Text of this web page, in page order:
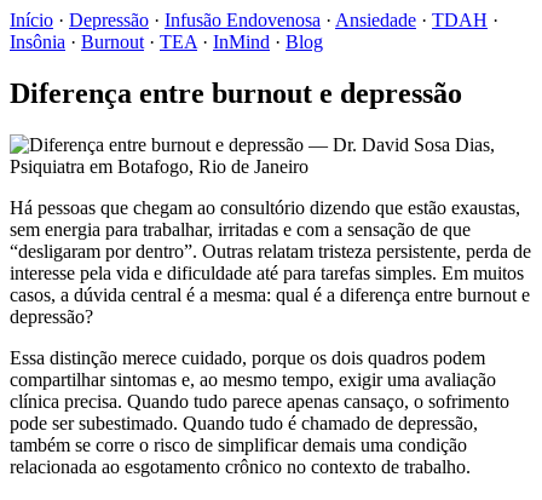
Início · Depressão · Infusão Endovenosa · Ansiedade · TDAH ·
Insônia · Burnout · TEA · InMind · Blog
Diferença entre burnout e depressão
Há pessoas que chegam ao consultório dizendo que estão exaustas,
sem energia para trabalhar, irritadas e com a sensação de que
“desligaram por dentro”. Outras relatam tristeza persistente, perda de
interesse pela vida e dificuldade até para tarefas simples. Em muitos
casos, a dúvida central é a mesma: qual é a diferença entre burnout e
depressão?
Essa distinção merece cuidado, porque os dois quadros podem
compartilhar sintomas e, ao mesmo tempo, exigir uma avaliação
clínica precisa. Quando tudo parece apenas cansaço, o sofrimento
pode ser subestimado. Quando tudo é chamado de depressão,
também se corre o risco de simplificar demais uma condição
relacionada ao esgotamento crônico no contexto de trabalho.